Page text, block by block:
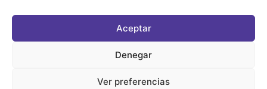
Aceptar
Denegar
Ver preferencias
ASOCIATE AL FÓRUM
C/ BRAVO MURILLO, 4 DESPACHO 5. 28015 MADRID